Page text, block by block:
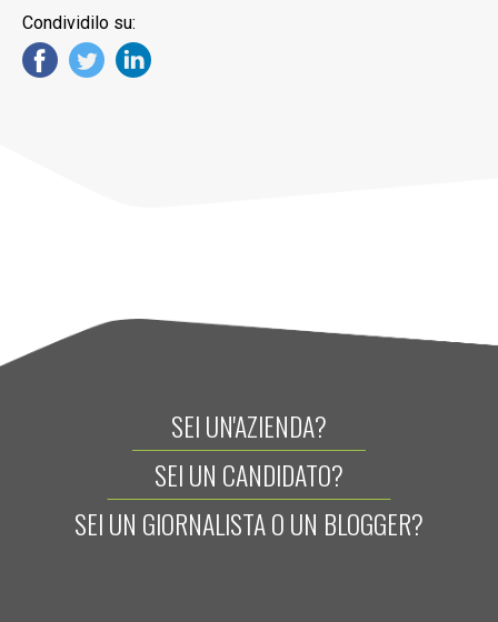
Condividilo su:
SEI UN'AZIENDA?
SEI UN CANDIDATO?
SEI UN GIORNALISTA O UN BLOGGER?